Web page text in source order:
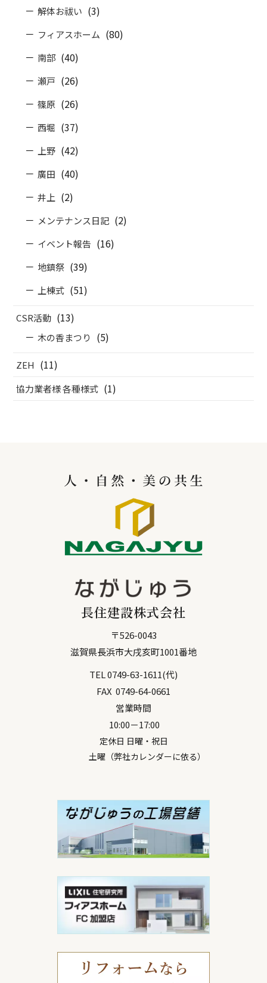
解体お祓い (3)
フィアスホーム (80)
南部 (40)
瀬戸 (26)
篠原 (26)
西堀 (37)
上野 (42)
廣田 (40)
井上 (2)
メンテナンス日記 (2)
イベント報告 (16)
地鎮祭 (39)
上棟式 (51)
CSR活動 (13)
木の香まつり (5)
ZEH (11)
協力業者様 各種様式 (1)
長住建設株式会社
〒526-0043
滋賀県長浜市大戌亥町1001番地
TEL0749-63-1611(代)
FAX 0749-64-0661
営業時間
10:00－17:00
定休日 日曜・祝日
土曜（弊社カレンダーに依る）